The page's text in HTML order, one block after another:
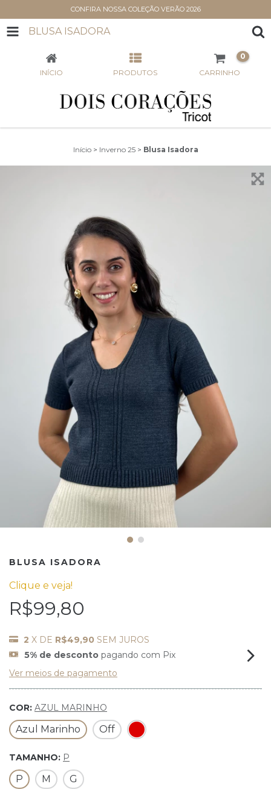
CONFIRA NOSSA COLEÇÃO VERÃO 2026
BLUSA ISADORA
INÍCIO PRODUTOS CARRINHO
0
Início > Inverno 25 > Blusa Isadora
BLUSA ISADORA
Clique e veja!
R$99,80
2 X DE R$49,90 SEM JUROS
5% de desconto pagando com Pix
Ver meios de pagamento
COR: AZUL MARINHO
Azul Marinho Off
TAMANHO: P
P M G